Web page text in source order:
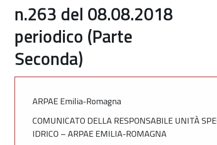
n.263 del 08.08.2018
periodico (Parte
Seconda)
ARPAE Emilia-Romagna
COMUNICATO DELLA RESPONSABILE UNITÀ
IDRICO – ARPAE EMILIA-ROMAGNA